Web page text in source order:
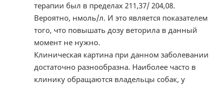
терапии был в пределах 211,37/ 204,08.
Вероятно, нмоль/л. И это является показателем
того, что повышать дозу веторила в данный
момент не нужно.
Клиническая картина при данном заболевании
достаточно разнообразна. Наиболее часто в
клинику обращаются владельцы собак, у